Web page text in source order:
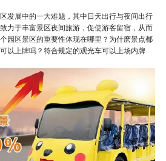
发展中的一大难题，其中日天出行与夜间出行
力于丰富景区夜间旅游，促使游客留宿，从而
园区景区的重要性体现在哪里？为什麽景点都
以上牌吗？符合规定的观光车可以上场内牌